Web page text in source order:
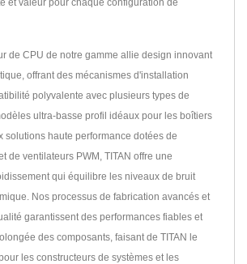
de CPU de notre gamme allie design innovant
offrant des mécanismes d'installation
polyvalente avec plusieurs types de
ultra-basse profil idéaux pour les boîtiers
solutions haute performance dotées de
de ventilateurs PWM, TITAN offre une
qui équilibre les niveaux de bruit
Nos processus de fabrication avancés et
garantissent des performances fiables et
des composants, faisant de TITAN le
les constructeurs de systèmes et les